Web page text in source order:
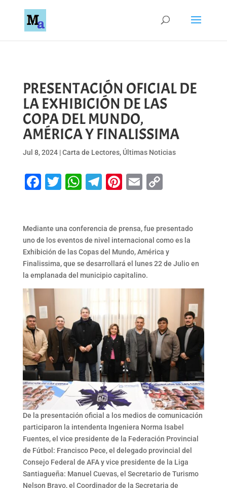
PRESENTACIÓN OFICIAL DE
LA EXHIBICIÓN DE LAS
COPA DEL MUNDO,
AMÉRICA Y FINALISSIMA
Jul 8, 2024|Carta de Lectores, Últimas Noticias
Facebook
Twitter
WhatsApp
Telegram
Pinterest
EmailCopy
Mediante una conferencia de prensa, fue presentado
uno de los eventos de nivel internacional como es la
Exhibición de las Copas del Mundo, América y
Finalissima, que se desarrollará el lunes 22 de Julio en
la emplanada del municipio capitalino.
De la presentación oficial a los medios de comunicación
participaron la intendenta Ingeniera Norma Isabel
Fuentes, el vice presidente de la Federación Provincial
de Fútbol: Francisco Pece, el delegado provincial del
Consejo Federal de AFA y vice presidente de la Liga
Santiagueña: Manuel Cuevas, el Secretario de Turismo
Nelson Bravo, el Coordinador de la Secretaria de